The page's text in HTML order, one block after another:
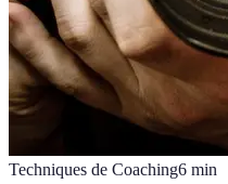
Techniques de Coaching6 min